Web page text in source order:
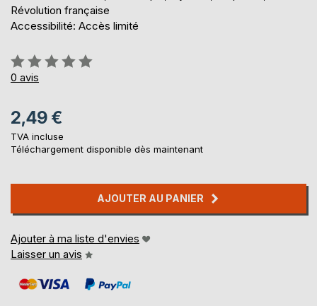
Révolution française
Accessibilité: Accès limité
Évaluation:
0%
0 avis
2,49 €
TVA incluse
Téléchargement disponible dès maintenant
AJOUTER AU PANIER
Ajouter à ma liste d'envies
Laisser un avis